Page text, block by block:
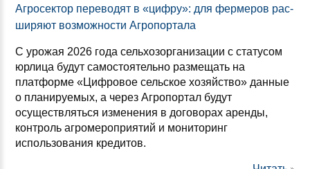
Аг­ро­сек­тор пе­ре­во­дят в «циф­ру»: для фер­ме­ров рас­
ши­ря­ют воз­мож­нос­ти Аг­ро­пор­та­ла
С урожая 2026 года сельхозорганизации с статусом
юрлица будут самостоятельно размещать на
платформе «Цифровое сельское хозяйство» данные
о планируемых, а через Агропортал будут
осуществляться изменения в договорах аренды,
контроль агромероприятий и мониторинг
использования кредитов.